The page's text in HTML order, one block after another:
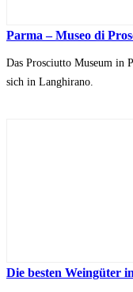
Parma – Museo di
Das Prosciutto Museum in
sich in Langhirano.
Die besten Weingüter